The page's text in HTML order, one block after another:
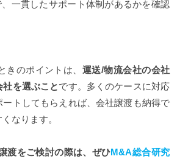
一貫したサポート体制があるかを確認
きのポイントは、 運送/物流会社の会社
を選ぶことです。多くのケースに対応
ートしてもらえれば、会社譲渡も納得で
なります。
渡をご検討の際は、ぜひM&A総合研究